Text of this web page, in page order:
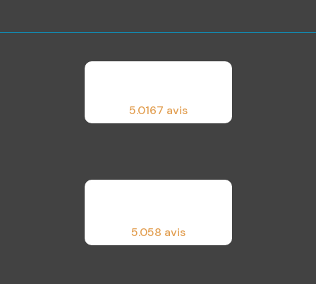
5.0167 avis
5.058 avis